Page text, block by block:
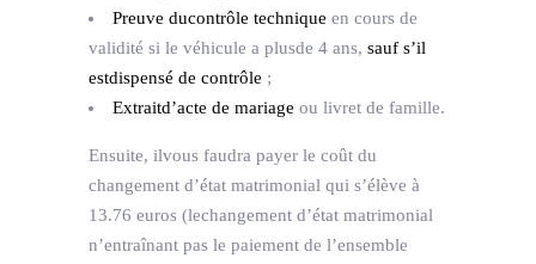
Preuve ducontrôle technique en cours de
validité si le véhicule a plusde 4 ans, sauf s’il
estdispensé de contrôle ;
Extraitd’acte de mariage ou livret de famille.
Ensuite, ilvous faudra payer le coût du
changement d’état matrimonial qui s’élève à
13.76 euros (lechangement d’état matrimonial
n’entraînant pas le paiement de l’ensemble